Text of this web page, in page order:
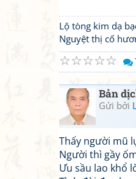
Lộ tòng kim dạ
Nguyệt thị cố
☆
☆
☆
☆
☆
Bản
Gửi bởi
Thấy người mũ
Người thì gầy
Ưu sầu lao khổ